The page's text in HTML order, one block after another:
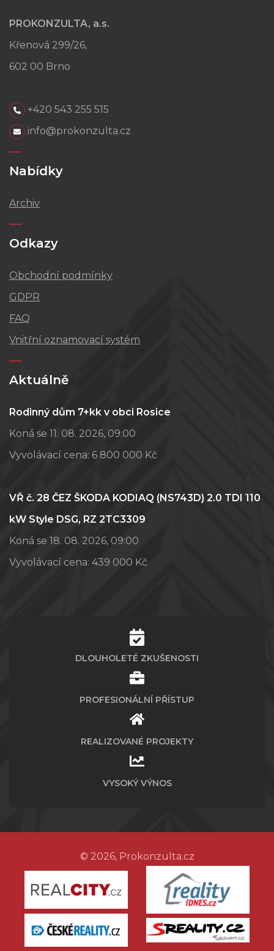
PROKONZULTA, a.s.
Křenová 299/26,
602 00 Brno
+420 543 255 515
info@prokonzulta.cz
Nabídky
Archiv
Odkazy
Obchodní podmínky
GDPR
FAQ
Vnitřní oznamovací systém
Aktuálně
Rodinný dům 7+kk v obci Rosice
Koná se 11. 08. 2026, 09:00
Vyvolávací cena: 6 800 000 Kč
VŘ č. 28 ČEZ ŠKODA KODIAQ (NS743D) 2.0 TDI 110
kW Style DSG, RZ 2TC3309
Koná se 18. 08. 2026, 09:00
Vyvolávací cena: 439 000 Kč
DLOUHOLETÉ ZKUŠENOSTI
PROFESIONÁLNÍ PŘÍSTUP
REALIZOVANÉ PROJEKTY
VYSOKÝ VÝNOS
© 2026, Prokonzulta.cz